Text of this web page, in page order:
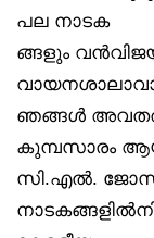
പല നാടക
ങ്ങളും
ഞങ്ങൾ
കുമ്പസാരം
സി.എൽ.